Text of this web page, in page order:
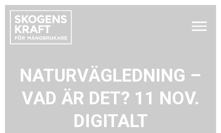
NATURVÄGLEDNING –
VAD ÄR DET? 11 NOV.
DIGITALT